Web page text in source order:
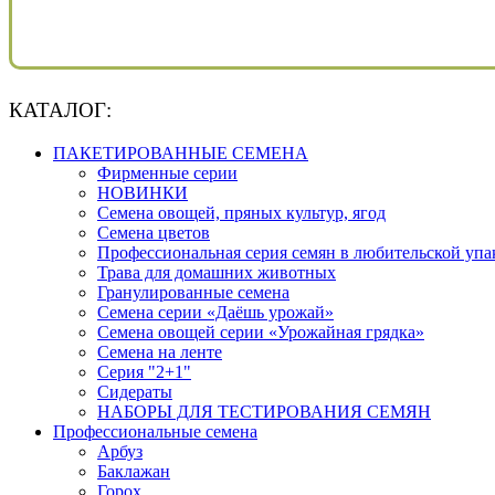
КАТАЛОГ:
ПАКЕТИРОВАННЫЕ СЕМЕНА
Фирменные серии
НОВИНКИ
Семена овощей, пряных культур, ягод
Семена цветов
Профессиональная серия семян в любительской
Трава для домашних животных
Гранулированные семена
Семена серии «Даёшь урожай»
Семена овощей серии «Урожайная грядка»
Семена на ленте
Серия "2+1"
Сидераты
НАБОРЫ ДЛЯ ТЕСТИРОВАНИЯ СЕМЯН
Профессиональные семена
Арбуз
Баклажан